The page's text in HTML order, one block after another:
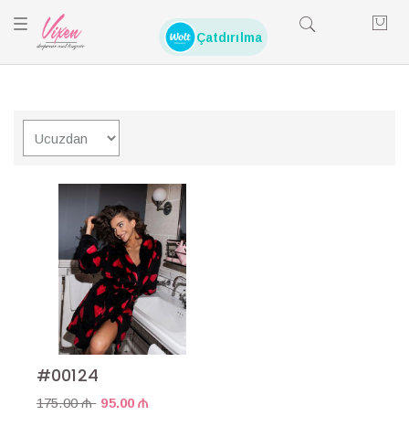
TOGGLE
NAVIGATION
Çatdırılma
#00124
175.00 ₼ 95.00 ₼